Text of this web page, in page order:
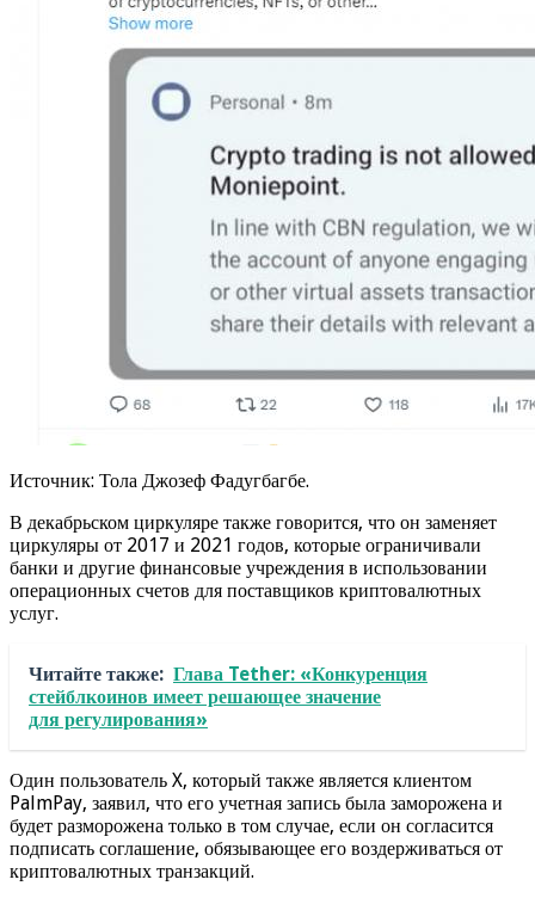
Источник: Тола Джозеф Фадугбагбе.
В декабрьском циркуляре также говорится, что он заменяет
циркуляры от 2017 и 2021 годов, которые ограничивали
банки и другие финансовые учреждения в использовании
операционных счетов для поставщиков криптовалютных
услуг.
Читайте также: Глава Tether: «Конкуренция
стейблкоинов имеет решающее значение
для регулирования»
Один пользователь X, который также является клиентом
PalmPay, заявил, что его учетная запись была заморожена и
будет разморожена только в том случае, если он согласится
подписать соглашение, обязывающее его воздерживаться от
криптовалютных транзакций.